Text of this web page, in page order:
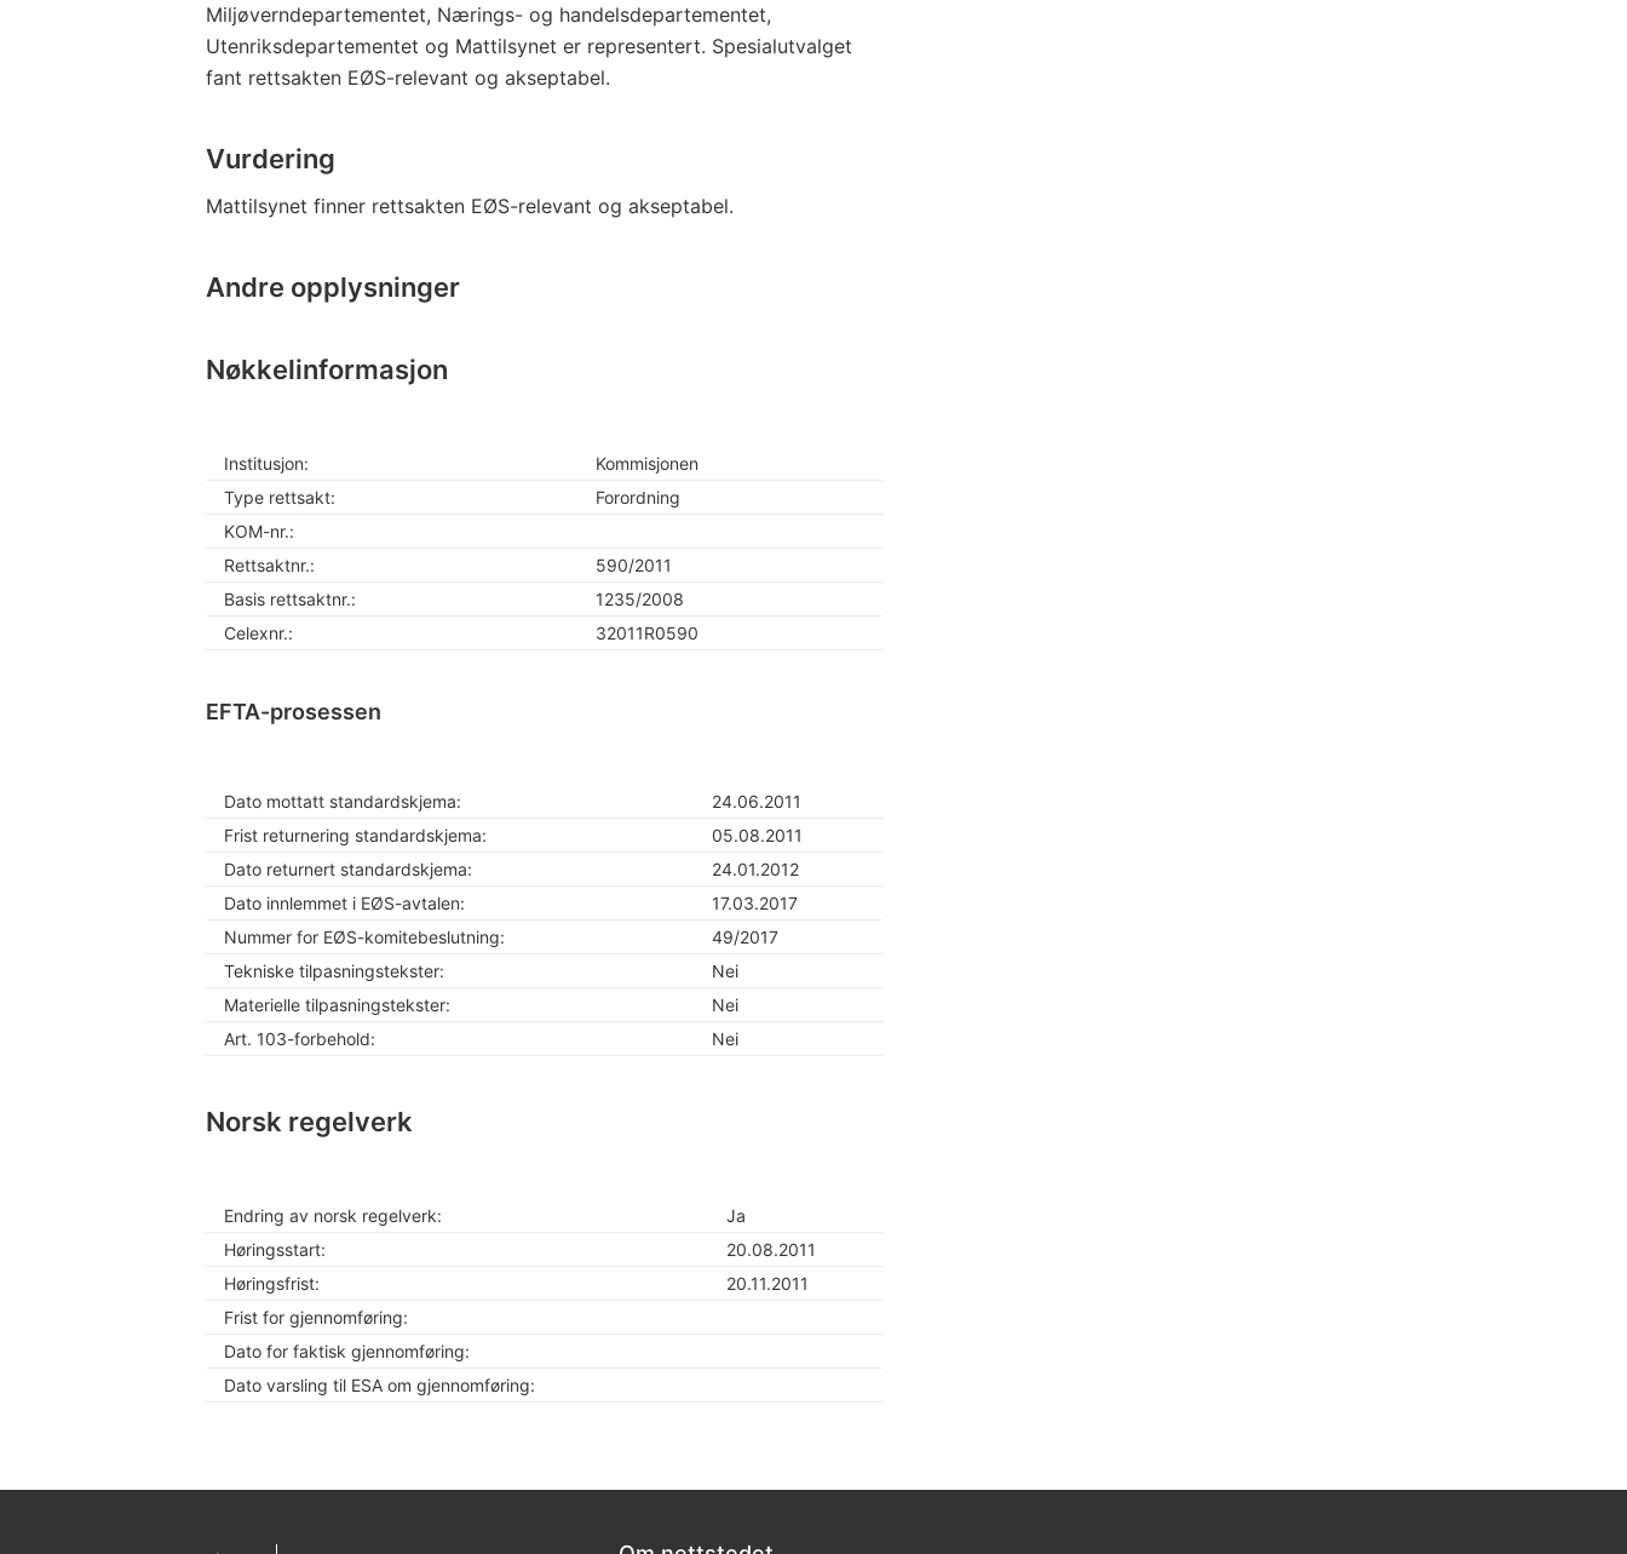
Miljøverndepartementet, Nærings- og handelsdepartementet,
Utenriksdepartementet og Mattilsynet er representert. Spesialutvalget
fant rettsakten EØS-relevant og akseptabel.
Vurdering
Mattilsynet finner rettsakten EØS-relevant og akseptabel.
Andre opplysninger
Nøkkelinformasjon
Institusjon:
Kommisjonen
Type rettsakt:
Forordning
KOM-nr.:
Rettsaktnr.:
590/2011
Basis rettsaktnr.:
1235/2008
Celexnr.:
32011R0590
EFTA-prosessen
Dato mottatt standardskjema:
24.06.2011
Frist returnering standardskjema:
05.08.2011
Dato returnert standardskjema:
24.01.2012
Dato innlemmet i EØS-avtalen:
17.03.2017
Nummer for EØS-komitebeslutning:
49/2017
Tekniske tilpasningstekster:
Nei
Materielle tilpasningstekster:
Nei
Art. 103-forbehold:
Nei
Norsk regelverk
Endring av norsk regelverk:
Ja
Høringsstart:
20.08.2011
Høringsfrist:
20.11.2011
Frist for gjennomføring:
Dato for faktisk gjennomføring:
Dato varsling til ESA om gjennomføring: